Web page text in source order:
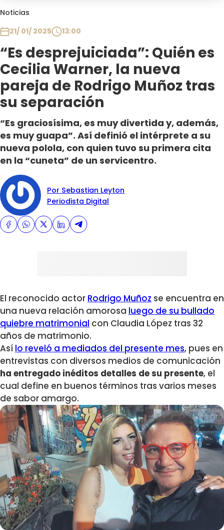
Noticias
21/ 01/ 2025
13:00
“Es desprejuiciada”: Quién es
Cecilia Warner, la nueva
pareja de Rodrigo Muñoz tras
su separación
“Es graciosísima, es muy divertida y, además,
es muy guapa”. Así definió el intérprete a su
nueva polola, con quien tuvo su primera cita
en la “cuneta” de un servicentro.
Por Sebastian Leyton
Periodista Digital
El reconocido actor Rodrigo Muñoz se encuentra en
una nueva relación amorosa luego de su bullado
quiebre matrimonial con Claudia López tras 32
años de matrimonio.
Así lo reveló a mediados del presente mes, pues en
entrevistas con diversos medios de comunicación
ha entregado inéditos detalles de su presente, el
cual define en buenos términos tras varios meses
de sabor amargo.
Plan Perfecto
El Tiempo
Sabingo
Todos Los Programas